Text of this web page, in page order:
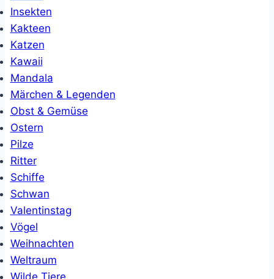
Insekten
Kakteen
Katzen
Kawaii
Mandala
Märchen & Legenden
Obst & Gemüse
Ostern
Pilze
Ritter
Schiffe
Schwan
Valentinstag
Vögel
Weihnachten
Weltraum